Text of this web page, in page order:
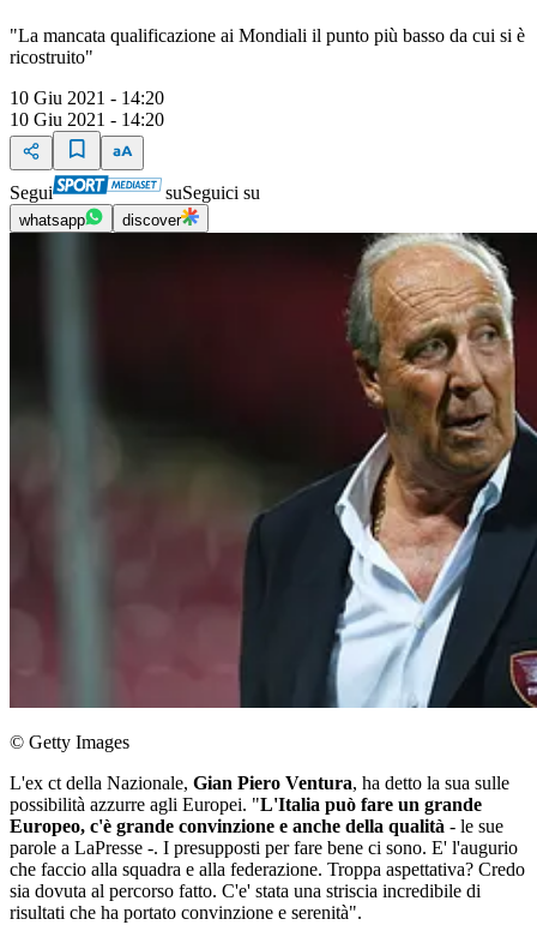
"La mancata qualificazione ai Mondiali il punto più basso da cui si è
ricostruito"
10 Giu 2021 - 14:20
10 Giu 2021 - 14:20
Segui suSeguici su
whatsapp discover
© Getty Images
L'ex ct della Nazionale, Gian Piero Ventura, ha detto la sua sulle
possibilità azzurre agli Europei. "L'Italia può fare un grande
Europeo, c'è grande convinzione e anche della qualità - le sue
parole a LaPresse -. I presupposti per fare bene ci sono. E' l'augurio
che faccio alla squadra e alla federazione. Troppa aspettativa? Credo
sia dovuta al percorso fatto. C'e' stata una striscia incredibile di
risultati che ha portato convinzione e serenità".